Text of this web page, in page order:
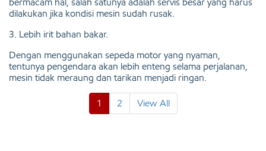
dilakukan jika kondisi mesin sudah rusak.
3. Lebih irit bahan bakar.
Dengan menggunakan sepeda motor yang nyaman,
tentunya pengendara akan lebih enteng selama perjalanan,
mesin tidak meraung dan tarikan menjadi ringan.
1 2 View All